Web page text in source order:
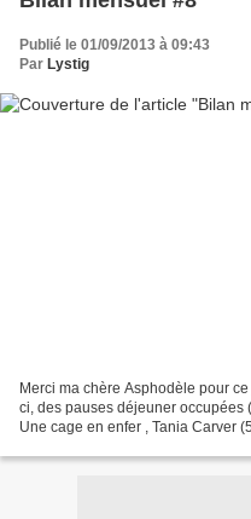
Publié le 01/09/2013 à 09:43
Par Lystig
Merci ma chère Asphodèle pour
ci, des pauses déjeuner occupées
Une cage en enfer , Tania Carver